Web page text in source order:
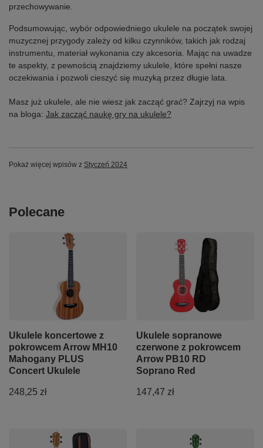
przechowywanie.
Podsumowując, wybór odpowiedniego ukulele na początek swojej
muzycznej przygody zależy od kilku czynników, takich jak rodzaj
instrumentu, materiał wykonania czy akcesoria. Mając na uwadze
te aspekty, z pewnością znajdziemy ukulele, które spełni nasze
oczekiwania i pozwoli cieszyć się muzyką przez długie lata.
Masz już ukulele, ale nie wiesz jak zacząć grać? Zajrzyj na wpis
na bloga: Jak zacząć naukę gry na ukulele?
Pokaż więcej wpisów z Styczeń 2024
Polecane
Ukulele koncertowe z
pokrowcem Arrow MH10
Mahogany PLUS
Concert Ukulele
248,25 zł
Ukulele sopranowe
czerwone z pokrowcem
Arrow PB10 RD
Soprano Red
147,47 zł